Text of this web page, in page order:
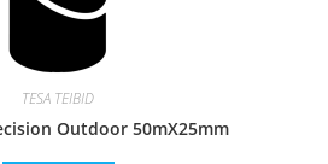
TESA TEIBID
Outdoor 50mX25mm